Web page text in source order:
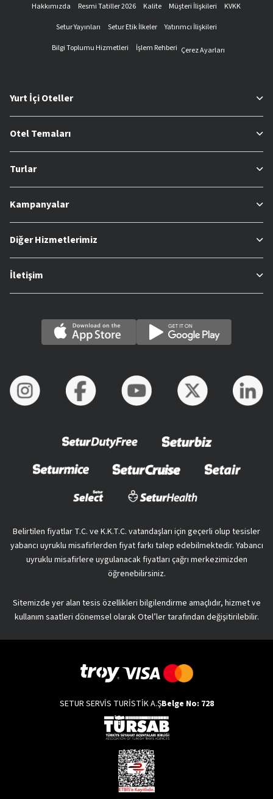
Hakkımızda Resmi Tatiller 2026 Kalite Müşteri İlişkileri
KVKK
Setur Yayınları
Setur Etik İlkeler
Yatırımcı İlişkileri
Bilgi Toplumu Hizmetleri
İşlem Rehberi Çerez Ayarları
Yurt İçi Oteller
Otel Temaları
Turlar
Kampanyalar
Diğer Hizmetlerimiz
İletişim
Belirtilen fiyatlar T.C. ve K.K.T.C. vatandaşları için geçerli olup tesisler
yabancı uyruklu misafirlerden fiyat farkı talep edebilmektedir. Yabancı
uyruklu misafirlere uygulanacak fiyatları çağrı merkezimizden
öğrenebilirsiniz.
Sitemizde yer alan tesis özellikleri bilgilendirme amaçlıdır, hizmet ve
kullanım saatleri dönemsel olarak Otel’ler tarafından değişitirilebilir.
SETUR SERVİS TURİSTİK A.ŞBelge No: 728